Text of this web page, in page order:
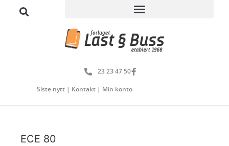
23 23 47 50
Siste nytt | Kontakt | Min konto
ECE 80